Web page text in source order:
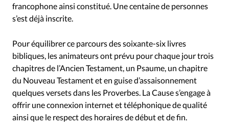
francophone ainsi constitué. Une centaine de personnes
s’est déjà inscrite.
Pour équilibrer ce parcours des soixante-six livres
bibliques, les animateurs ont prévu pour chaque jour trois
chapitres de l’Ancien Testament, un Psaume, un chapitre
du Nouveau Testament et en guise d’assaisonnement
quelques versets dans les Proverbes. La Cause s’engage à
offrir une connexion internet et téléphonique de qualité
ainsi que le respect des horaires de début et de fin.